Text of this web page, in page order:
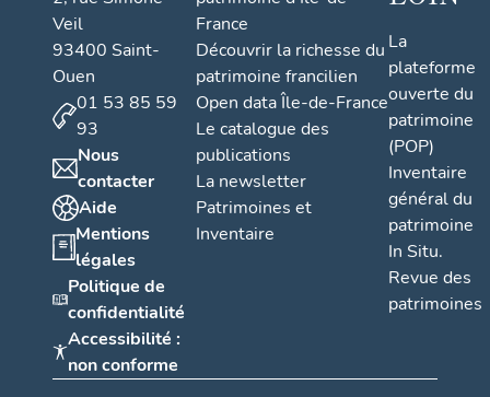
Veil
93400 Saint-
Ouen
01 53 85 59
93
Nous
contacter
Aide
Mentions
légales
Politique de
confidentialité
Accessibilité :
non conforme
France
Découvrir la richesse du
patrimoine francilien
Open data Île-de-France
Le catalogue des
publications
La newsletter
Patrimoines et
Inventaire
La
plateforme
ouverte du
patrimoine
(POP)
Inventaire
général du
patrimoine
In Situ.
Revue des
patrimoines